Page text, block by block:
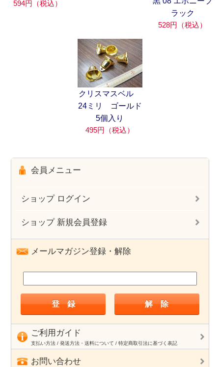
594円（税込）
ラック
528円（税込）
クリスマスベル
24ミリ ゴールド
5個入り
495円（税込）
会員メニュー
ショップ ログイン
ショップ 新規会員登録
メールマガジン登録・解除
ご利用ガイド
支払い方法 / 発送方法・送料について / 特定商取引法に基づく表記
お問い合わせ